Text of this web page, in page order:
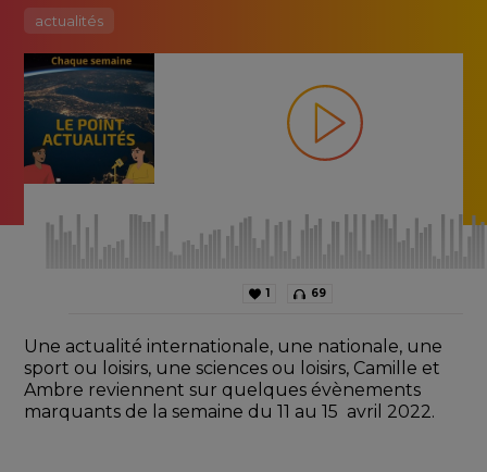
actualités
1 69
Une actualité internationale, une nationale, une
sport ou loisirs, une sciences ou loisirs, Camille et
Ambre reviennent sur quelques évènements
marquants de la semaine du 11 au 15  avril 2022.